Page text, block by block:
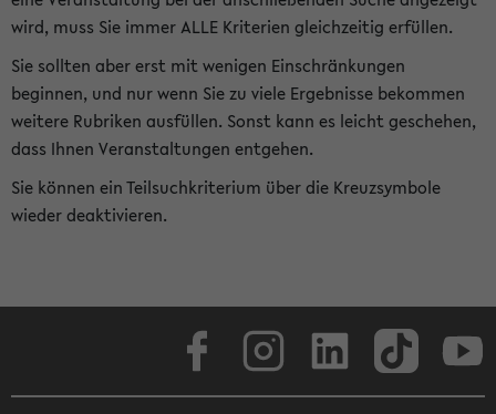
wird, muss Sie immer ALLE Kriterien gleichzeitig erfüllen.
Sie sollten aber erst mit wenigen Einschränkungen
beginnen, und nur wenn Sie zu viele Ergebnisse bekommen
weitere Rubriken ausfüllen. Sonst kann es leicht geschehen,
dass Ihnen Veranstaltungen entgehen.
Sie können ein Teilsuchkriterium über die Kreuzsymbole
wieder deaktivieren.